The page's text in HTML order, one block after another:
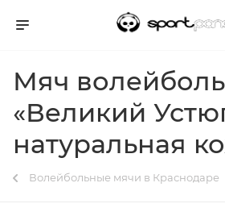
Мяч
«Великий
натуральная
Волейбольные мячи в Краснодаре